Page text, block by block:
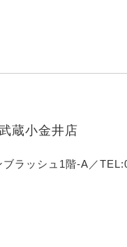
蔵小金井店
ラッシュ1階-A／